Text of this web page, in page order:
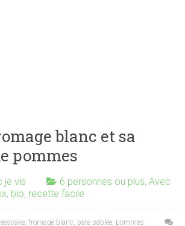
blanc et sa
pommes
je vis 6 personnes ou plus,Avec
, bio, recette facile
,fromage blanc, pate sablée, pommes